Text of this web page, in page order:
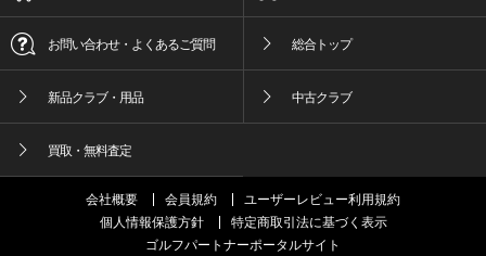
お問い合わせ・よくあるご質問 総合トップ
新品クラブ・用品 中古クラブ
買取・無料査定
会社概要 会員規約
ユーザーレビュー利用規約
個人情報保護方針
特定商取引法に基づく表示
ゴルフパートナーポータルサイト